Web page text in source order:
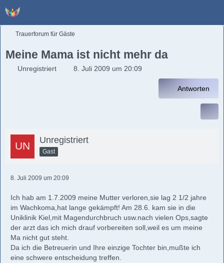
Trauerforum für Gäste
Meine Mama ist nicht mehr da
Unregistriert 8. Juli 2009 um 20:09
Antworten
Unregistriert
Gast
8. Juli 2009 um 20:09
Ich hab am 1.7.2009 meine Mutter verloren,sie lag 2 1/2 jahre
im Wachkoma,hat lange gekämpft! Am 28.6. kam sie in die
Uniklinik Kiel,mit Magendurchbruch usw.nach vielen Ops,sagte
der arzt das ich mich drauf vorbereiten soll,weil es um meine
Ma nicht gut steht.
Da ich die Betreuerin und Ihre einzige Tochter bin,mußte ich
eine schwere entscheidung treffen.